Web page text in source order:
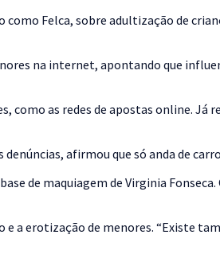
como Felca, sobre adultização de
na internet, apontando que
as redes de apostas online. Já
afirmou que só anda de
de maquiagem de Virginia
erotização de menores. “Existe